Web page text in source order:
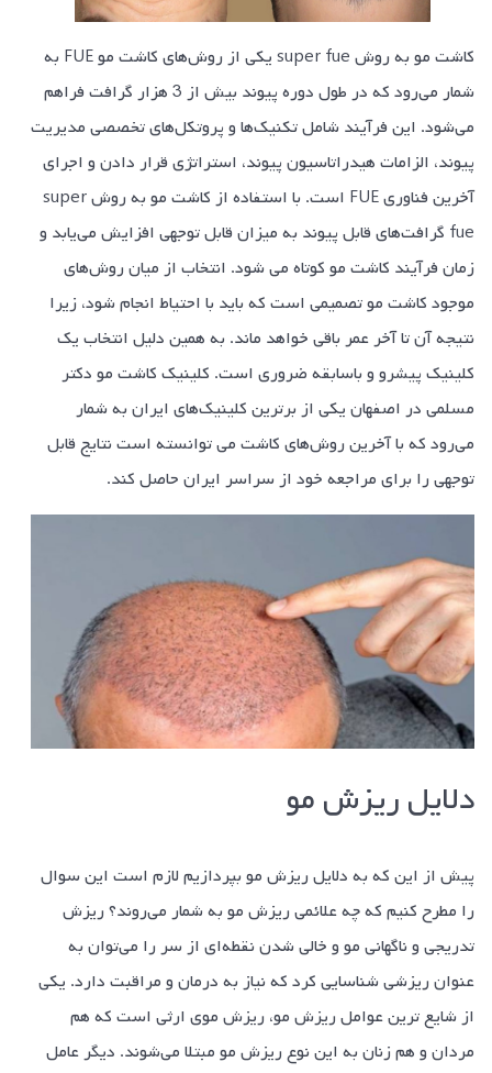
کاشت مو به روش super fue یکی از روش‌های کاشت مو FUE به
شمار می‌رود که در طول دوره پیوند بیش از 3 هزار گرافت فراهم
می‌شود. این فرآیند شامل تکنیک‌ها و پروتکل‌های تخصصی مدیریت
پیوند، الزامات هیدراتاسیون پیوند، استراتژی قرار دادن و اجرای
آخرین فناوری FUE است. با استفاده از کاشت مو به روش super
fue گرافت‌های قابل پیوند به میزان قابل توجهی افزایش می‌یابد و
زمان فرآیند کاشت مو کوتاه می شود. انتخاب از میان‌ روش‌های
موجود کاشت مو تصمیمی است که باید با احتیاط انجام شود، زیرا
نتیجه آن تا آخر عمر باقی خواهد ماند. به همین دلیل انتخاب یک
کلینیک پیشرو و باسابقه ضروری است. کلینیک کاشت مو دکتر
مسلمی در اصفهان یکی از برترین کلینیک‌های ایران به شمار
می‌رود که با آخرین روش‌های کاشت می توانسته است نتایج قابل
توجهی را برای مراجعه خود از سراسر ایران حاصل کند.
دلایل ریزش مو
پیش از این که به دلایل ریزش مو بپردازیم لازم است این سوال
را مطرح کنیم که چه علائمی ریزش مو به شمار می‌روند؟ ریزش
تدریجی و ناگهانی مو و خالی شدن نقطه‌ای از سر را می‌توان به
عنوان ریزشی شناسایی کرد که نیاز به درمان و مراقبت دارد. یکی
از شایع ‌ترین عوامل ریزش مو، ریزش موی ارثی است که هم
مردان و هم زنان به این نوع ریزش مو مبتلا می‌شوند. دیگر عامل